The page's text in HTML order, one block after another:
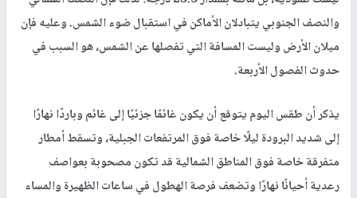
والنصف الجنوبي يتبادلان الأماكن في استقبال ضوء الشمس. وعليه فإن
ميلان الأرض وليست المسافة التي تفصلها عن الشمس، هو السبب في
حدوث الفصول الأربعة.
يذكر أن طقس اليوم يتوقع أن يكون غائمًا جزئيًا إلى غائم وباردًا نهارًا
إلى شديد البرودة ليلًا خاصة فوق المرتفعات الجبلية، وتسقط أمطار
متفرقة خاصة فوق المناطق الشمالية قد تكون مصحوبة بعواصف
رعدية أحيانًا نهارًا وتضعف فرصة الهطول في ساعات الظهيرة والمساء